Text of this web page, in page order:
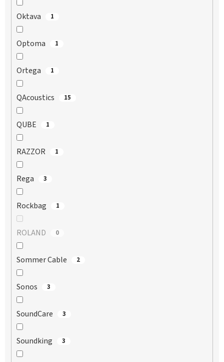
Oktava 1
Optoma 1
Ortega 1
QAcoustics 15
QUBE 1
RAZZOR 1
Rega 3
Rockbag 1
ROLAND 0
Sommer Cable 2
Sonos 3
SoundCare 3
Soundking 3